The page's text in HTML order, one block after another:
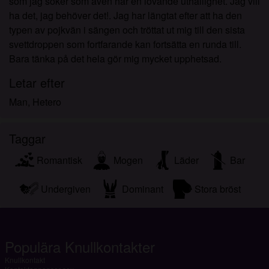
ha det, jag behöver det!. Jag har längtat efter att ha den
typen av pojkvän i sängen och tröttat ut mig till den sista
svettdroppen som fortfarande kan fortsätta en runda till.
Bara tänka på det hela gör mig mycket upphetsad.
Letar efter
Man, Hetero
Taggar
Romantisk Mogen Läder Bar
Undergiven Dominant Stora bröst